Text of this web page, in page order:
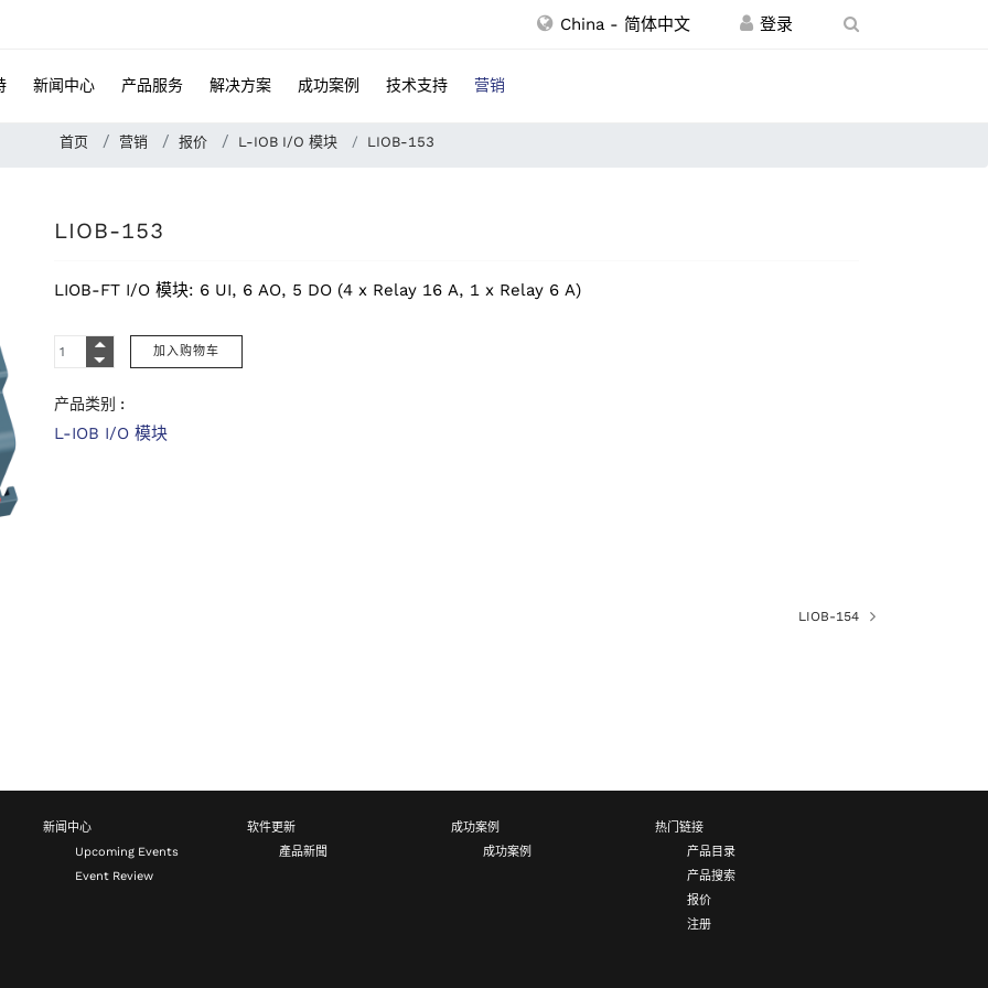
China - 简体中文
新闻中心 产品服务 解决方案 成功案例 技术支持 营销
首页 营销 报价 L-IOB I/O 模块 LIOB-153
LIOB-153
LIOB-FT I/O 模块: 6 UI, 6 AO, 5 DO (4 x Relay 16 A, 1 x Relay 6 A)
产品类别 :
L-IOB I/O 模块
LIOB-154
新闻中心
Upcoming Events
Event Review
软件更新
產品新聞
成功案例
成功案例
热门链接
产品目录
产品搜索
报价
注册